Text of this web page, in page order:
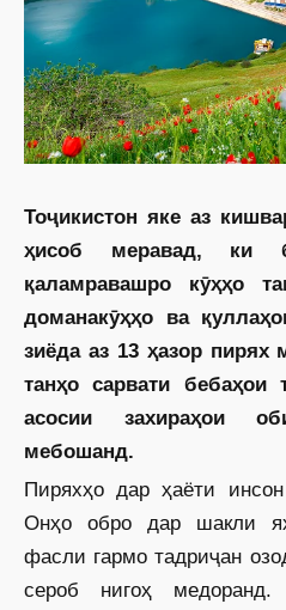
Тоҷикистон яке аз
ҳисоб меравад,
қаламравашро кӯҳҳо
доманакӯҳҳо ва
зиёда аз 13 ҳазор пирях
танҳо сарвати бебаҳои
асосии захираҳои
мебошанд.
Пиряхҳо дар ҳаёти
Онҳо обро дар шакли
фасли гармо тадриҷан
сероб нигоҳ